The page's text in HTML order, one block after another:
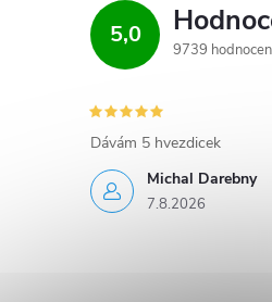
c
í
p
r
v
5,0
9739
Michal Darebny
7.8.2026
Dávám 5 hvezdicek